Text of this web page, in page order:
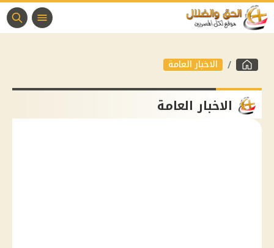
الاخبار العامة
الاخبار العامة